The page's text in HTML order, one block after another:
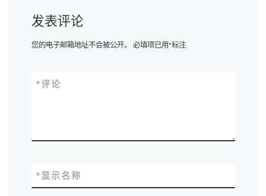
发表评论
您的电子邮箱地址不会被公开。 必填项已用*标注
评论
*
显示名称
*